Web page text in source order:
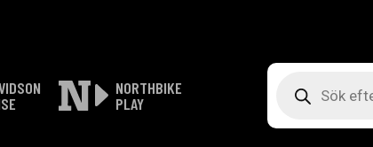
NORTHBIKE
PLAY